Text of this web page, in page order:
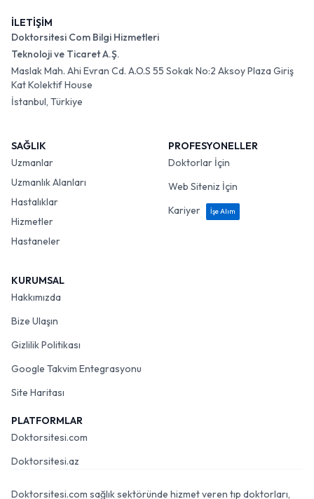
İLETİŞİM
Doktorsitesi Com Bilgi Hizmetleri
Teknoloji ve Ticaret A.Ş.
Maslak Mah. Ahi Evran Cd. A.O.S 55 Sokak No:2 Aksoy Plaza Giriş
Kat Kolektif House
İstanbul, Türkiye
SAĞLIK
Uzmanlar
Uzmanlık Alanları
Hastalıklar
Hizmetler
Hastaneler
PROFESYONELLER
Doktorlar İçin
Web Siteniz İçin
Kariyer
İşe Alım
KURUMSAL
Hakkımızda
Bize Ulaşın
Gizlilik Politikası
Google Takvim Entegrasyonu
Site Haritası
PLATFORMLAR
Doktorsitesi.com
Doktorsitesi.az
Doktorsitesi.com sağlık sektöründe hizmet veren tıp doktorları,